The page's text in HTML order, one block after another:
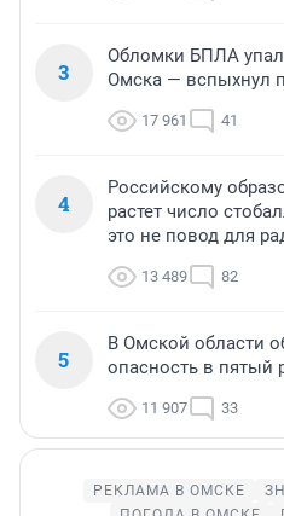
3
Обломки БПЛА
Омска — вспыхнул
17 961 41
4
Российскому
растет число
это не повод для
13 489 82
5
В Омской области
опасность в пятый
11 907 33
РЕКЛАМА В ОМСКЕ